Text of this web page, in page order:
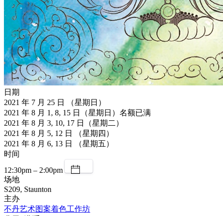
日期
2021 年 7 月 25 日 （星期日）
2021 年 8 月 1, 8, 15 日（星期日）名额已满
2021 年 8 月 3, 10, 17 日（星期二）
2021 年 8 月 5, 12 日 （星期四）
2021 年 8 月 6, 13 日 （星期五）
时间
12:30pm – 2:00pm
场地
S209, Staunton
主办
不丹艺术图案着色工作坊